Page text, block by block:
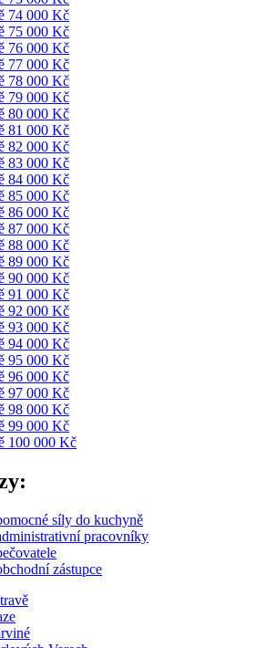
74 000 Kč
75 000 Kč
76 000 Kč
77 000 Kč
78 000 Kč
79 000 Kč
80 000 Kč
81 000 Kč
82 000 Kč
83 000 Kč
84 000 Kč
85 000 Kč
86 000 Kč
87 000 Kč
88 000 Kč
89 000 Kč
90 000 Kč
91 000 Kč
92 000 Kč
93 000 Kč
94 000 Kč
95 000 Kč
96 000 Kč
97 000 Kč
98 000 Kč
99 000 Kč
100 000 Kč
síly do kuchyně
pracovníky
zástupce